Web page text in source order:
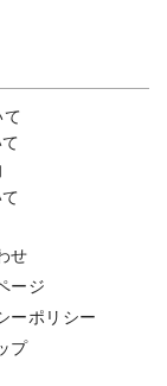
て
せ
ージ
ーポリシー
プ